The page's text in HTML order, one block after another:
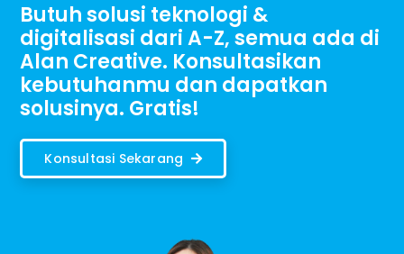
Butuh solusi teknologi &
digitalisasi dari A-Z, semua ada di
Alan Creative. Konsultasikan
kebutuhanmu dan dapatkan
solusinya. Gratis!
Konsultasi Sekarang